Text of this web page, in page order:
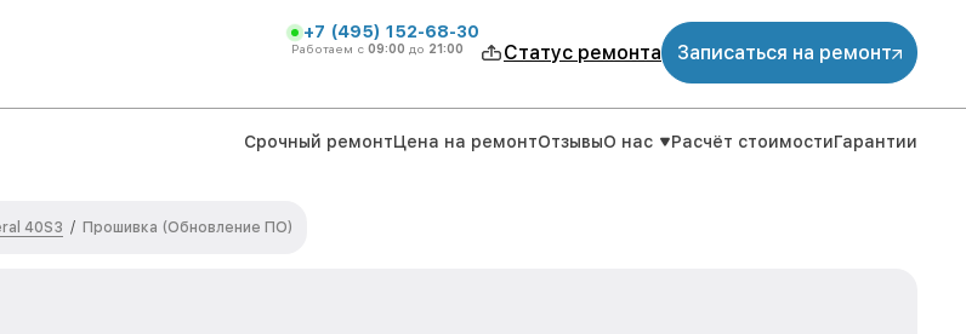
+7 (495) 152-68-30
Работаем с 09:00 до 21:00 Статус ремонта Записаться на ремонт
Срочный ремонтЦена на ремонтОтзывыО нас Расчёт стоимостиГарантии
40S3 / Прошивка (Обновление ПО)